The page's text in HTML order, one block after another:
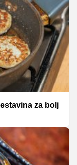
za bolj